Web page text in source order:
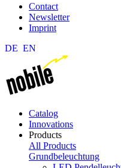
Contact
Newsletter
Imprint
DE EN
Catalog
Innovations
Products
All Products
Grundbeleuchtung